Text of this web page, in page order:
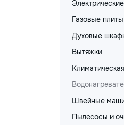
Газовые плиты
Духовые
Вытяжки
Швейные
Пылесосы и